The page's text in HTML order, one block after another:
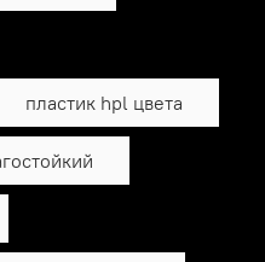
пластик hpl цвета